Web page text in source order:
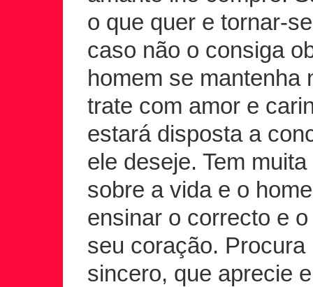
o que quer e tornar-
caso não o consiga
homem se mantenha
trate com amor e
estará disposta a
ele deseje. Tem
sobre a vida e o
ensinar o correcto e
seu coração.
sincero, que aprecie